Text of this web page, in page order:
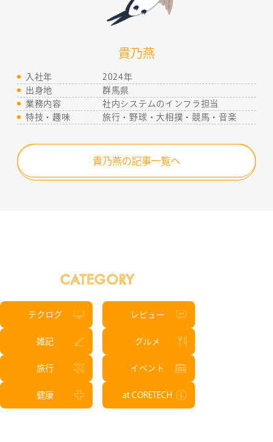
CATEGORY
テクログ レビュー
雑記 グルメ
旅行 イベント
健康 at CORETECH
貴乃燕
入社年
2024年
出身地
群馬県
業務内容
社内システムのインフラ担当
特技・趣味
旅行・野球・大相撲・競馬・音楽
貴乃燕の記事一覧へ